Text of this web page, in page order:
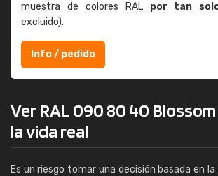
muestra de colores RAL por tan
excluido).
Info / pedido
Ver RAL 090 80 40
la vida real
Es un riesgo tomar una decisión basada en